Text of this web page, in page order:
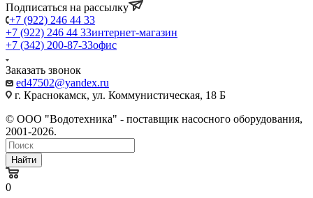
Подписаться на рассылку
+7 (922) 246 44 33
+7 (922) 246 44 33интернет-магазин
+7 (342) 200-87-33офис
Заказать звонок
ed47502@yandex.ru
г. Краснокамск, ул. Коммунистическая, 18 Б
© ООО "Водотехника" - поставщик насосного оборудования,
2001-2026.
Найти
0